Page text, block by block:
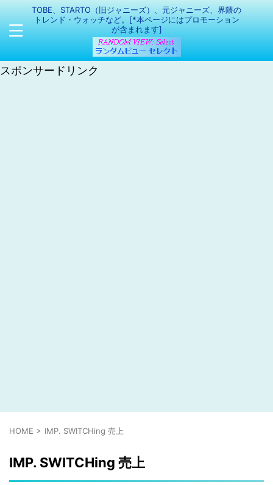
TOBE、STARTO（旧ジャニーズ）、元ジャニーズ、界隈の
トレンド・ウォッチなど。[*本ページにはプロモーション
が含まれます]
スポンサードリンク
HOME > IMP. SWITCHing 売上
IMP. SWITCHing 売上